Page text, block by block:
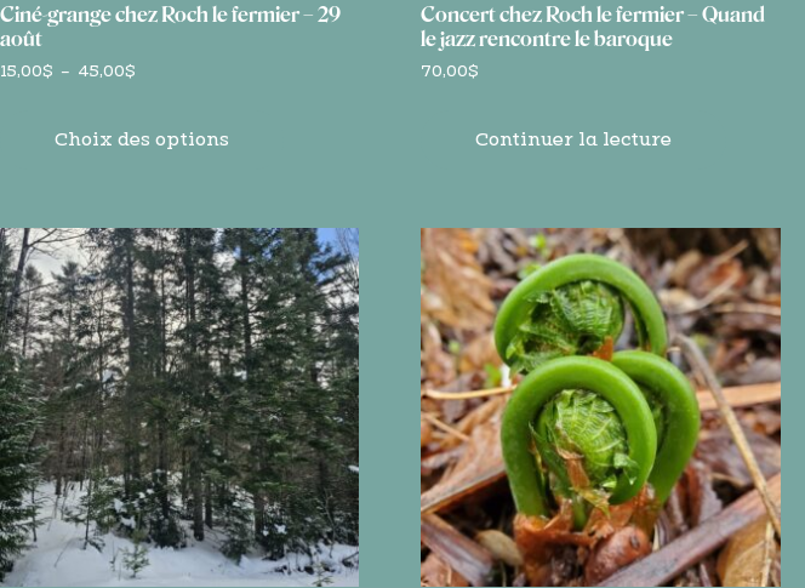
Ciné-grange chez Roch le fermier – 29
août
15,00$ – 45,00$
15,00$
Choix des options
Concert chez Roch le fermier – Quand
le jazz rencontre le baroque
70,00$
Continuer la lecture